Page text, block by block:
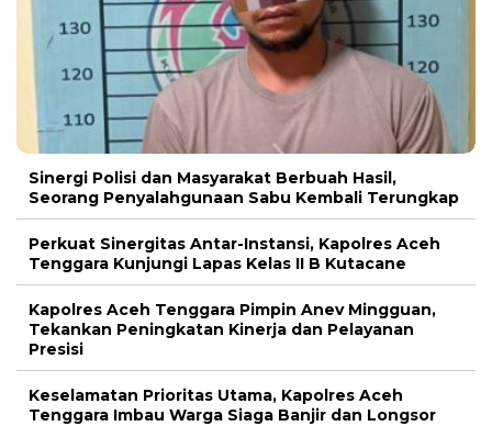
Sinergi Polisi dan Masyarakat Berbuah Hasil,
Seorang Penyalahgunaan Sabu Kembali Terungkap
Perkuat Sinergitas Antar-Instansi, Kapolres Aceh
Tenggara Kunjungi Lapas Kelas II B Kutacane
Kapolres Aceh Tenggara Pimpin Anev Mingguan,
Tekankan Peningkatan Kinerja dan Pelayanan
Presisi
Keselamatan Prioritas Utama, Kapolres Aceh
Tenggara Imbau Warga Siaga Banjir dan Longsor